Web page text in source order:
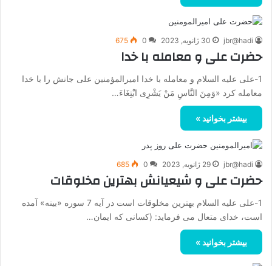
jbr@hadi 30 ژانویه, 2023 0
675
حضرت علی و معامله با خدا
1-علی علیه السلام و معامله با خدا امیرالمؤمنین علی جانش را با خدا
معامله کرد «وَمِنَ النَّاسِ مَنْ یَشْرِی ابْتِغَاءَ…
بیشتر بخوانید »
jbr@hadi 29 ژانویه, 2023 0
685
حضرت علی و شیعیانش بهترین مخلوقات
1-علی علیه السلام بهترین مخلوقات است در آیه 7 سوره «بینه» آمده
است، خداى متعال مى فرماید: (کسانی که ایمان…
بیشتر بخوانید »